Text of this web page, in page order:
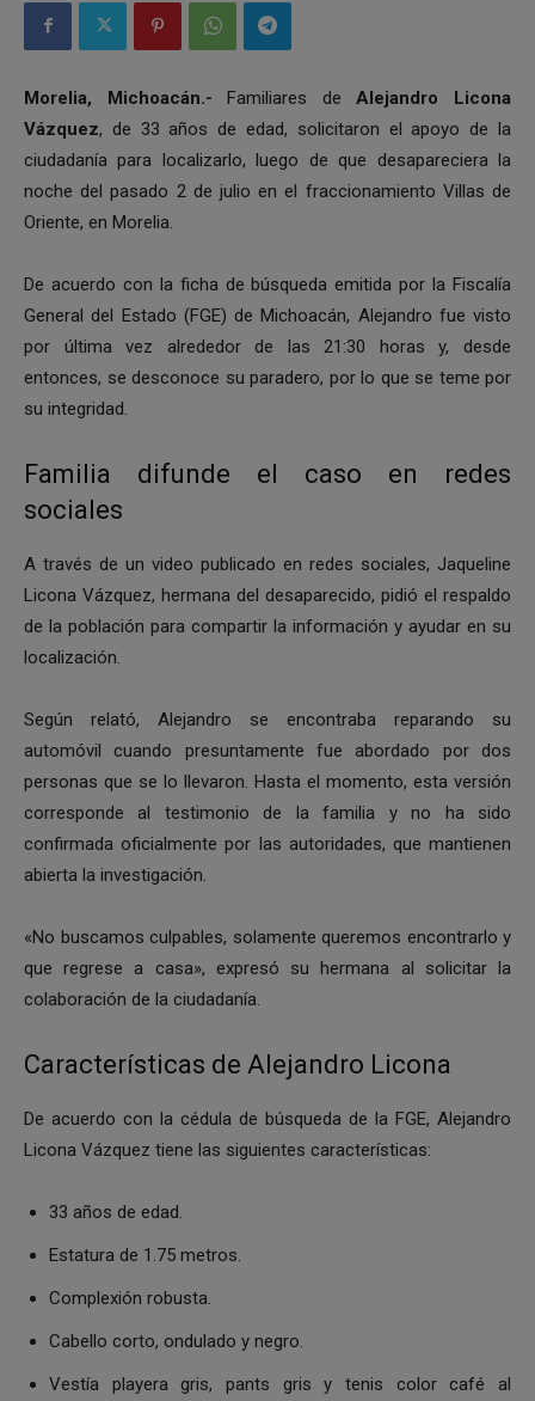
Morelia, Michoacán.- Familiares deAlejandro Licona
Vázquez, de 33 años de edad, solicitaron el apoyo de la
ciudadanía para localizarlo, luego de que desapareciera la
noche del pasado 2 de julio en el fraccionamiento Villas de
Oriente, en Morelia.
De acuerdo con la ficha de búsqueda emitida por la Fiscalía
General del Estado (FGE) de Michoacán, Alejandro fue visto
por última vez alrededor de las 21:30 horas y, desde
entonces, se desconoce su paradero, por lo que se teme por
su integridad.
Familia difunde el caso en redes
sociales
A través de un video publicado en redes sociales, Jaqueline
Licona Vázquez, hermana del desaparecido, pidió el respaldo
de la población para compartir la información y ayudar en su
localización.
Según relató, Alejandro se encontraba reparando su
automóvil cuando presuntamente fue abordado por dos
personas que se lo llevaron. Hasta el momento, esta versión
corresponde al testimonio de la familia y no ha sido
confirmada oficialmente por las autoridades, que mantienen
abierta la investigación.
«No buscamos culpables, solamente queremos encontrarlo y
que regrese a casa», expresó su hermana al solicitar la
colaboración de la ciudadanía.
Características de Alejandro Licona
De acuerdo con la cédula de búsqueda de la FGE, Alejandro
Licona Vázquez tiene las siguientes características:
33 años de edad.
Estatura de 1.75 metros.
Complexión robusta.
Cabello corto, ondulado y negro.
Vestía playera gris, pants gris y tenis color café al